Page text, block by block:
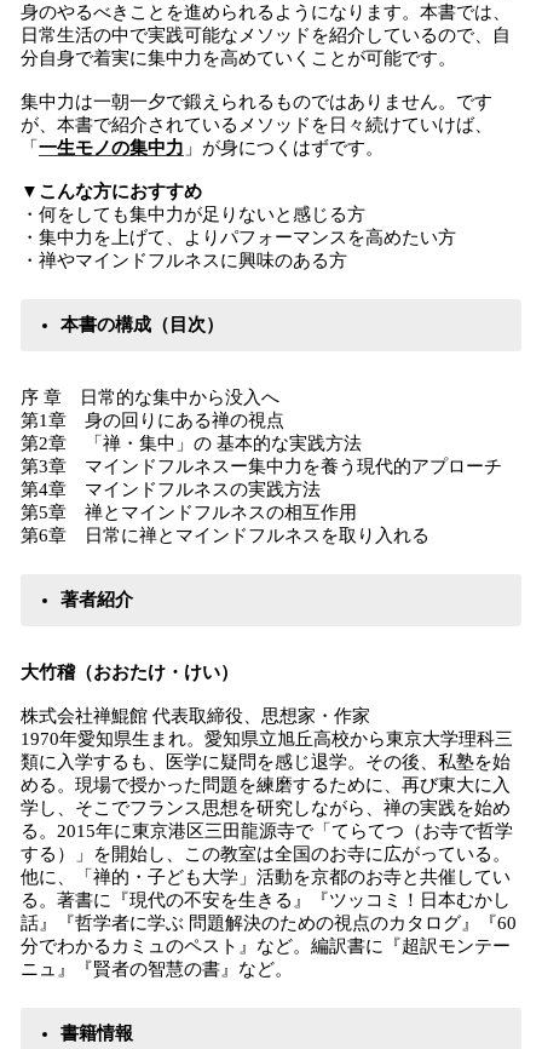
身のやるべきことを進められるようになります。本書では、
日常生活の中で実践可能なメソッドを紹介しているので、自
分自身で着実に集中力を高めていくことが可能です。
集中力は一朝一夕で鍛えられるものではありません。です
が、本書で紹介されているメソッドを日々続けていけば、
「 一生モノの集中力 」が身につくはずです。
▼こんな方におすすめ
・何をしても集中力が足りないと感じる方
・集中力を上げて、よりパフォーマンスを高めたい方
・禅やマインドフルネスに興味のある方
本書の構成（目次）
序 章 日常的な集中から没入へ
第1章 身の回りにある禅の視点
第2章 「禅・集中」の 基本的な実践方法
第3章 マインドフルネスー集中力を養う現代的アプローチ
第4章 マインドフルネスの実践方法
第5章 禅とマインドフルネスの相互作用
第6章 日常に禅とマインドフルネスを取り入れる
著者紹介
大竹稽（おおたけ・けい）
株式会社禅鯤館 代表取締役、思想家・作家
1970年愛知県生まれ。愛知県立旭丘高校から東京大学理科三
類に入学するも、医学に疑問を感じ退学。その後、私塾を始
める。現場で授かった問題を練磨するために、再び東大に入
学し、そこでフランス思想を研究しながら、禅の実践を始め
る。2015年に東京港区三田龍源寺で「てらてつ（お寺で哲学
する）」を開始し、この教室は全国のお寺に広がっている。
他に、「禅的・子ども大学」活動を京都のお寺と共催してい
る。著書に『現代の不安を生きる』『ツッコミ！日本むかし
話』『哲学者に学ぶ 問題解決のための視点のカタログ』『60
分でわかるカミュのペスト』など。編訳書に『超訳モンテー
ニュ』『賢者の智慧の書』など。
書籍情報